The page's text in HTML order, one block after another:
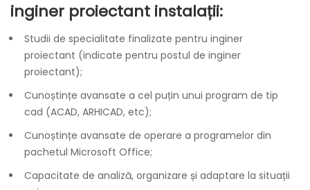
inginer proiectant instalații:
Studii de specialitate finalizate pentru inginer
proiectant (indicate pentru postul de inginer
proiectant);
Cunoștințe avansate a cel puțin unui program de tip
cad (ACAD, ARHICAD, etc);
Cunoștințe avansate de operare a programelor din
pachetul Microsoft Office;
Capacitate de analiză, organizare și adaptare la situații